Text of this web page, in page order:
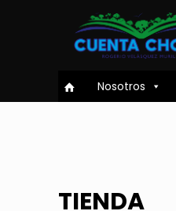
Nosotros
TIENDA